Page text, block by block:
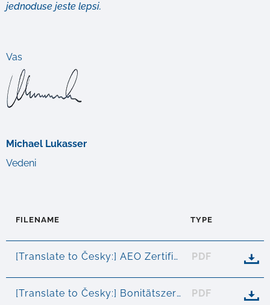
jednoduse jeste lepsi.
Vas
Michael Lukasser
Vedeni
FILENAME TYPE
[Translate to Česky:] AEO Zertifikat PDF 
[Translate to Česky:] Bonitätszertifikat Creditreform Österreich PDF 